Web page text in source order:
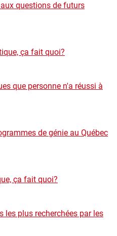
questions de futurs
ça fait quoi?
que personne n'a réussi à
de génie au Québec
ça fait quoi?
les plus recherchées par les